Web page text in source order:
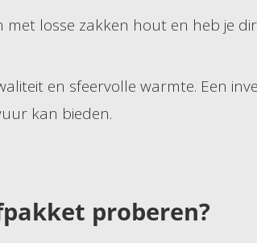
losse zakken hout en heb je
en sfeervolle warmte. Een
kan bieden.
proberen?